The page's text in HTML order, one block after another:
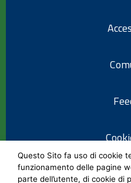
Questo Sito fa uso di cookie
funzionamento delle pagine
parte dell’utente, di cookie di